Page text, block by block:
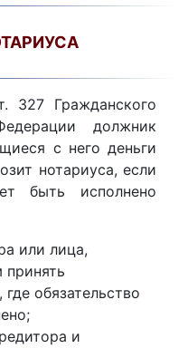
327 Гражданского
должник
с него деньги
нотариуса, если
быть исполнено
или лица,
принять
обязательство
и